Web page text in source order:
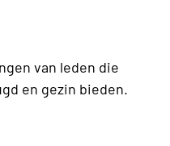
van leden die
en gezin bieden.